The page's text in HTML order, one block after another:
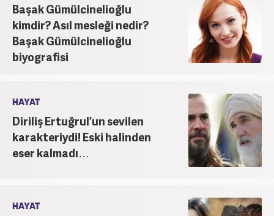
Başak Gümülcinelioğlu
kimdir? Asıl mesleği nedir?
Başak Gümülcinelioğlu
biyografisi
HAYAT
Diriliş Ertuğrul’un sevilen
karakteriydi! Eski halinden
eser kalmadı…
HAYAT